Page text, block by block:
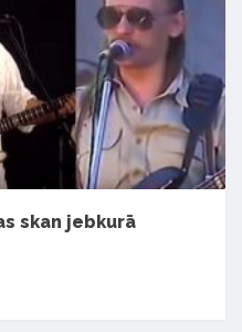
skan jebkurā